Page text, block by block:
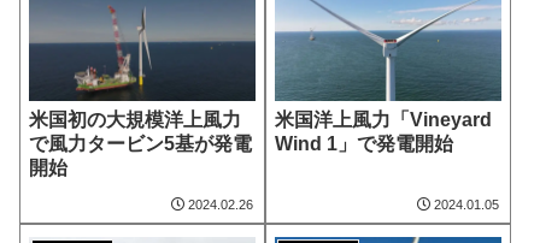
米国初の大規模洋上風力
で風力タービン5基が発電
開始
2024.02.26
米国洋上風力「Vineyard
Wind 1」で発電開始
2024.01.05